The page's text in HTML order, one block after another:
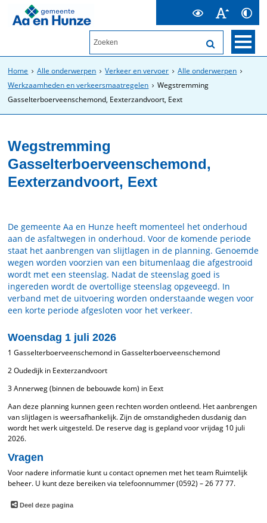
Home Alle onderwerpen Verkeer en vervoer
Alle onderwerpen
Werkzaamheden en verkeersmaatregelen
Wegstremming
Gasselterboerveenschemond, Eexterzandvoort, Eext
Wegstremming
Gasselterboerveenschemond,
Eexterzandvoort, Eext
De gemeente Aa en Hunze heeft momenteel het onderhoud
aan de asfaltwegen in onderhoud. Voor de komende periode
staat het aanbrengen van slijtlagen in de planning. Genoemde
wegen worden voorzien van een bitumenlaag die afgestrooid
wordt met een steenslag. Nadat de steenslag goed is
ingereden wordt de overtollige steenslag opgeveegd. In
verband met de uitvoering worden onderstaande wegen voor
een korte periode afgesloten voor het verkeer.
Woensdag 1 juli 2026
1 Gasselterboerveenschemond in Gasselterboerveenschemond
2 Oudedijk in Eexterzandvoort
3 Annerweg (binnen de bebouwde kom) in Eext
Aan deze planning kunnen geen rechten worden ontleend. Het aanbrengen
van slijtlagen is weersafhankelijk. Zijn de omstandigheden dusdanig dan
wordt het werk uitgesteld. De reserve dag is gepland voor vrijdag 10 juli
2026.
Vragen
Voor nadere informatie kunt u contact opnemen met het team Ruimtelijk
beheer. U kunt deze bereiken via telefoonnummer (0592) – 26 77 77.
Deel deze pagina